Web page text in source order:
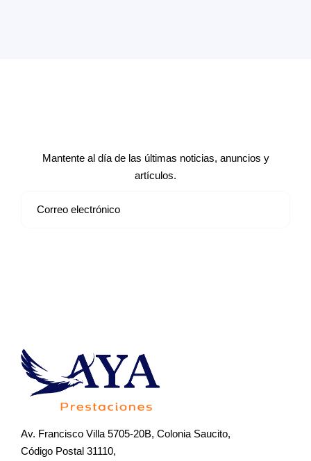
Mantente al día de las últimas noticias, anuncios y
artículos.
Av. Francisco Villa 5705-20B, Colonia Saucito,
Código Postal 31110,